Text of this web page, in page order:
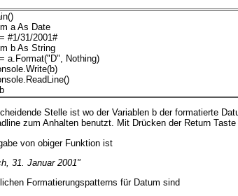
As Date
31/2001#
As String
Nothing)
Stelle ist wo der Variablen b der formatierte
zum Anhalten benutzt. Mit Drücken der Return
von obiger Funktion ist
31. Januar 2001"
Formatierungspatterns für Datum sind